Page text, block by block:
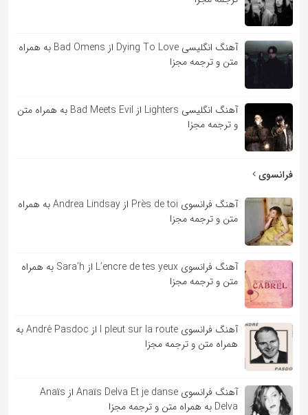
آهنگ انگلیسی Dying To Love از Bad Omens به همراه
متن و ترجمه مجزا
آهنگ انگلیسی Lighters از Bad Meets Evil به همراه متن
و ترجمه مجزا
فرانسوی
آهنگ فرانسوی Près de toi از Andrea Lindsay به همراه
متن و ترجمه مجزا
آهنگ فرانسوی L’encre de tes yeux از Sara’h به همراه
متن و ترجمه مجزا
آهنگ فرانسوی l pleut sur la route از André Pasdoc به
همراه متن و ترجمه مجزا
آهنگ فرانسوی Anaïs Delva Et je danse از Anaïs
Delva به همراه متن و ترجمه مجزا